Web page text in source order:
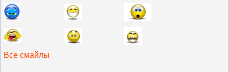
Все смайлы